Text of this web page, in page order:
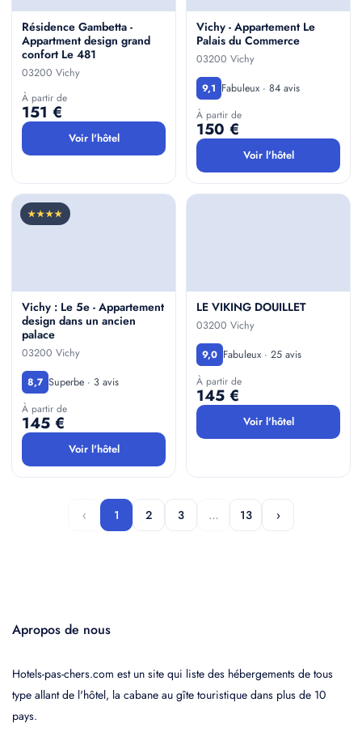
Résidence Gambetta -
Appartment design grand
confort Le 481
03200 Vichy
À partir de
151 €
Voir l'hôtel
Vichy - Appartement Le
Palais du Commerce
03200 Vichy
9,1 Fabuleux · 84 avis
À partir de
150 €
Voir l'hôtel
★★★★
Vichy : Le 5e - Appartement
design dans un ancien
palace
03200 Vichy
8,7 Superbe · 3 avis
À partir de
145 €
Voir l'hôtel
LE VIKING DOUILLET
03200 Vichy
9,0 Fabuleux · 25 avis
À partir de
145 €
Voir l'hôtel
‹ 1 2 3 … 13 ›
Apropos de nous
Hotels-pas-chers.com est un site qui liste des hébergements de tous
type allant de l'hôtel, la cabane au gîte touristique dans plus de 10
pays.